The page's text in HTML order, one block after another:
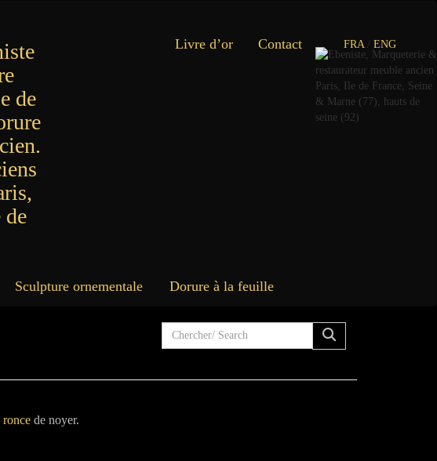
Livre d’or Contact FRA/ ENG
Sculpture ornementale Dorure à la feuille
ronce de noyer.